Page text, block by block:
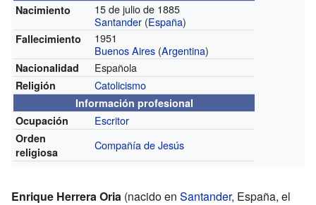
Nacimiento
15 de julio de 1885
Santander (España)
Fallecimiento
1951
Buenos Aires (Argentina)
Nacionalidad Española
Religión Catolicismo
Información profesional
Ocupación
Escritor
Orden
religiosa
Compañía de Jesús
Enrique Herrera Oria (nacido en Santander, España, el